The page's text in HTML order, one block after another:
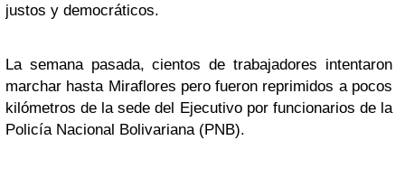
justos y democráticos.
La semana pasada, cientos de trabajadores intentaron
marchar hasta Miraflores pero fueron reprimidos a pocos
kilómetros de la sede del Ejecutivo por funcionarios de la
Policía Nacional Bolivariana (PNB).